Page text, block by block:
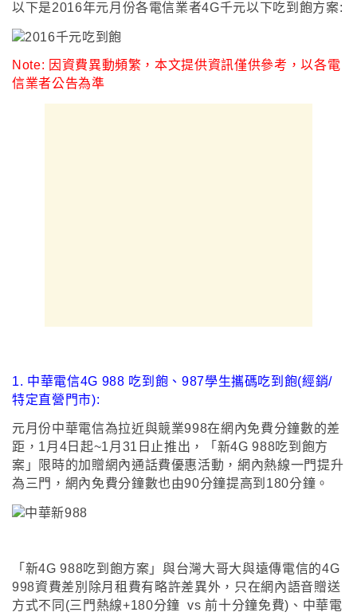
以下是2016年元月份各電信業者4G千元以下吃到飽方案:
Note: 因資費異動頻繁 ，本文提供資訊僅供參考 ，以各電
信業者公告為準
1. 中華電信4G 988 吃到飽 、987學生攜碼吃到飽(經銷/
特定直營門市):
元月份中華電信為拉近與競業998在網內免費分鐘數的差
距 ，1月4日起~1月31日止推出 ， 「新4G988吃到飽方
案 」 限時的加贈網內通話費優惠活動 ，網內熱線一門提升
為三門 ，網內免費分鐘數也由90分鐘提高到180分鐘 。
「新4G988吃到飽方案 」與台灣大哥大與遠傳電信的4G
998資費差別除月租費有略許差異外 ， 只在網內語音贈送
方式不同(三門熱線+180分鐘 vs 前十分鐘免費)、中華電